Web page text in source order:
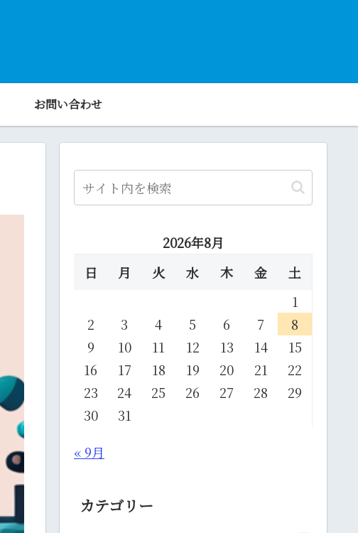
お問い合わせ
2026年8月
日
月 火 水 木 金
土
1
2
3 4 5 6 7
8
9
10 11 12 13 14
15
16
17 18 19 20 21
22
23
24 25 26 27 28
29
30
31
« 9月
カテゴリー